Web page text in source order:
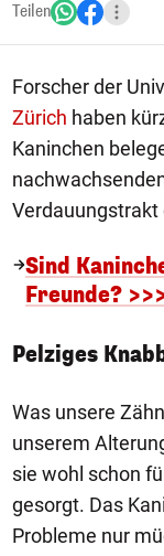
Teilen
Forscher der
Zürich haben
Kaninchen
Sind
Freunde?
Pelziges
Was unsere
unserem
sie wohl schon
gesorgt. Das
Probleme nur